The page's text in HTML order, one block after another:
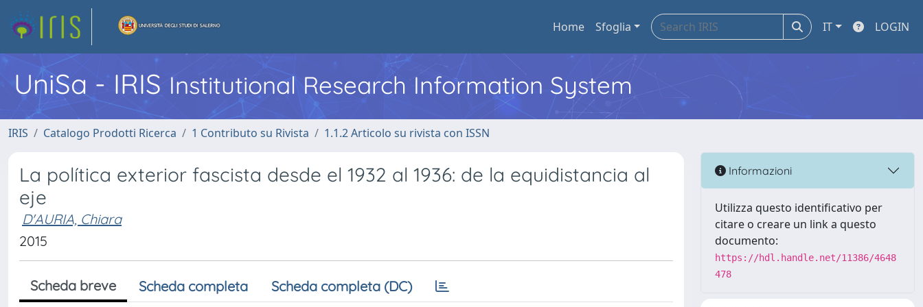
Home Sfoglia IT LOGIN
UniSa - IRIS Institutional Research Information System
IRIS Catalogo Prodotti Ricerca 1 Contributo su Rivista 1.1.2 Articolo su rivista con ISSN
La política exterior fascista desde el 1932 al 1936: de la equidistancia al
eje
D'AURIA, Chiara
2015
Scheda breve Scheda completa Scheda completa (DC)
Informazioni
Utilizza questo identificativo per
citare o creare un link a questo
documento:
https://hdl.handle.net/11386/4648
478